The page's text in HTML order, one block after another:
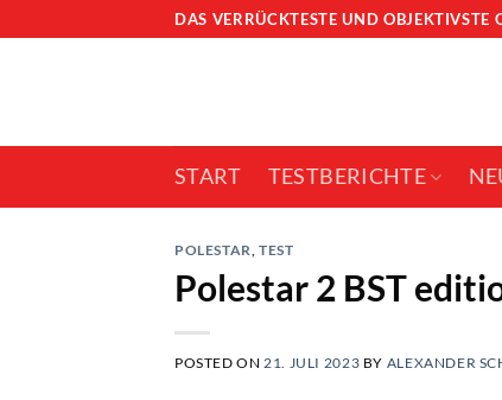
DAS VERRÜCKTESTE UND
START TESTBERICHTE
POLESTAR,TEST
Polestar 2 BST
POSTED ON21. JULI 2023 BY ALEXANDER